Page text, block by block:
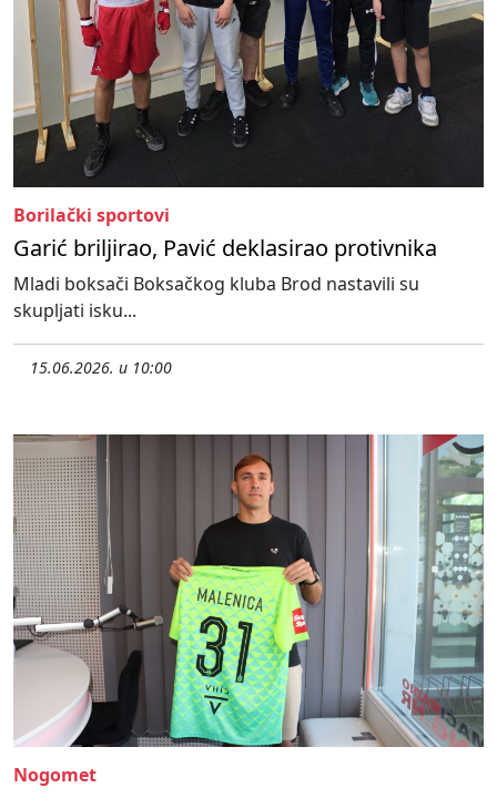
Borilački sportovi
Garić briljirao, Pavić deklasirao protivnika
Mladi boksači Boksačkog kluba Brod nastavili su
skupljati isku...
15.06.2026. u 10:00
Nogomet